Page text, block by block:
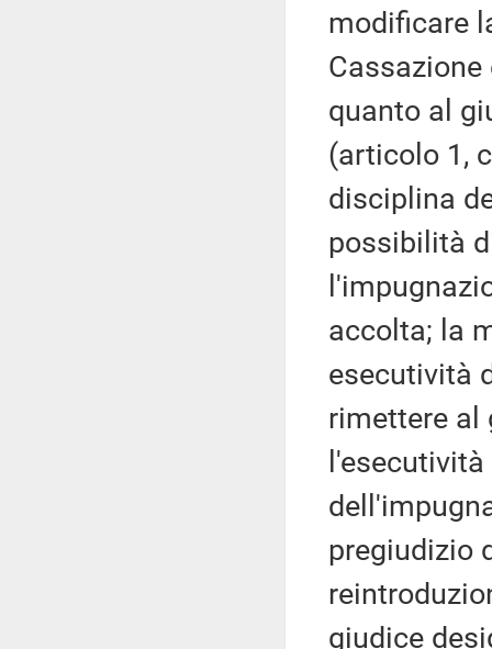
modificare
quanto al
(articolo 1,
disciplina
possibilità
accolta; la
esecutività
rimettere al
pregiudizio
giudice